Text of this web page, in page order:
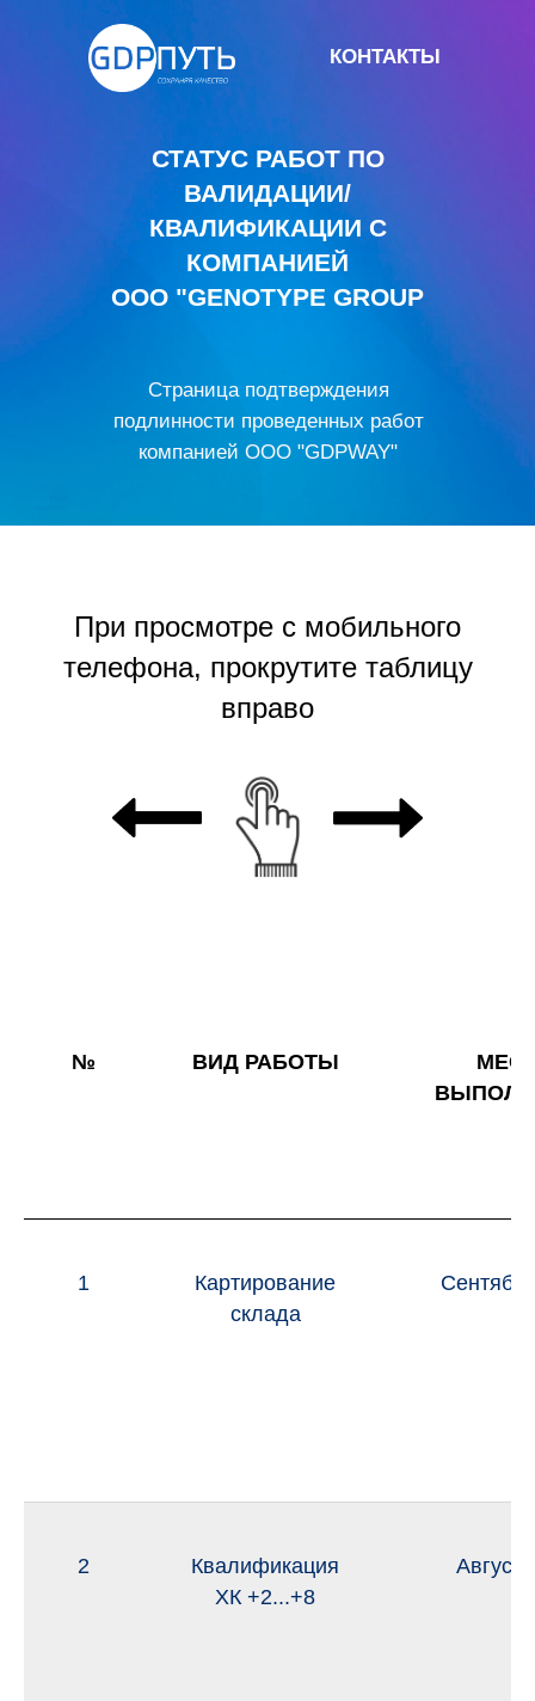
СТАТУС РАБОТ ПО
ВАЛИДАЦИИ/
КВАЛИФИКАЦИИ С
КОМПАНИЕЙ
ООО "GENOTYPE GROUP
КОНТАКТЫ
Страница подтверждения
подлинности проведенных работ
компанией ООО "GDPWAY"
При просмотре с мобильного
телефона, прокрутите таблицу
вправо
№ ВИД РАБОТЫ
1
Картирование
склада
2
Квалификация
ХК +2...+8
Август